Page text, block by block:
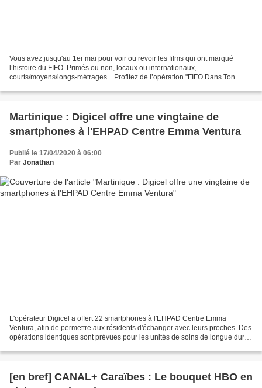
Vous avez jusqu'au 1er mai pour voir ou revoir les films qui ont marqué
l’histoire du FIFO. Primés ou non, locaux ou internationaux,
courts/moyens/longs-métrages... Profitez de l’opération "FIFO Dans Ton
Martinique : Digicel offre une vingtaine de
smartphones à l'EHPAD Centre Emma Ventura
Publié le 17/04/2020 à 06:00
Par Jonathan
L'opérateur Digicel a offert 22 smartphones à l'EHPAD Centre Emma
Ventura, afin de permettre aux résidents d'échanger avec leurs proches. Des
opérations identiques sont prévues pour les unités de soins de longue durée
[en bref] CANAL+ Caraïbes : Le bouquet HBO en